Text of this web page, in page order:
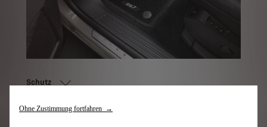
Schutz
Ohne Zustimmung fortfahren →